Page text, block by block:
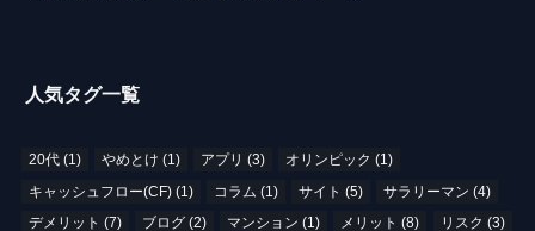
人気タグ一覧
20代(1) やめとけ (1) アプリ (3) オリンピック (1)
キャッシュフロー(CF)(1) コラム (1) サイト (5) サラリーマン (4)
デメリット (7) ブログ (2) マンション (1) メリット (8) リスク (3)